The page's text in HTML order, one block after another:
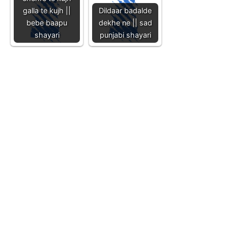
galla te kujh ||
bebe baapu
shayari
Dildaar badalde
dekhe ne || sad
punjabi shayari